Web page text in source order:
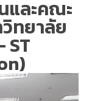
และคณะ
ทยาลัย
ST